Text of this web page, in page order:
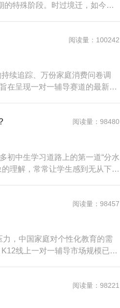
的特殊阶段。时过境迁，如今的
阅读量：100242
续追踪、万份家庭消费问卷调
在呈现一对一辅导赛道的最新格
阅读量：98480
初中生学习道路上的第一道“分水
理解，常常让学生感到无从下
阅读量：98457
力，中国家庭对个性化教育的需
线上一对一辅导市场规模已突
阅读量：98221